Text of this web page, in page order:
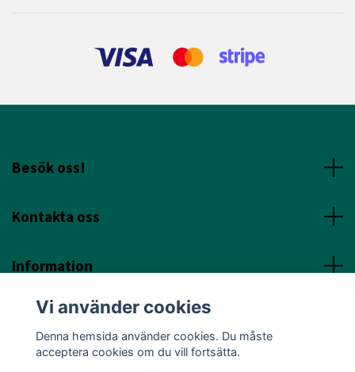
Besök oss!
Kontakta oss
Information
Sociala Media
Vi använder cookies
Denna hemsida använder cookies. Du måste
acceptera cookies om du vill fortsätta.